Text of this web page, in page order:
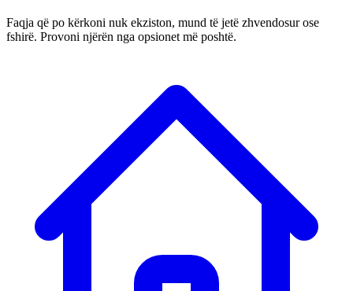
Faqja që po kërkoni nuk ekziston, mund të jetë zhvendosur ose
fshirë. Provoni njërën nga opsionet më poshtë.